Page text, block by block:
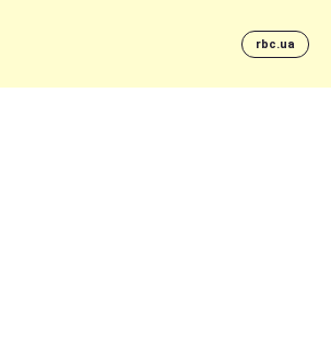
rbc.ua